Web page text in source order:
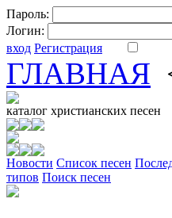
Пароль:
Логин:
вход Регистрация
ГЛАВНАЯ
каталог христианских песен
Новости Cписок песен
типов Поиск песен